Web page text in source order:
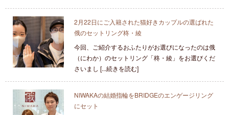
2月22日にご入籍された猫好きカップルの選ばれた
俄のセットリング柊・綾
今回、ご紹介するおふたりがお選びになったのは俄
（にわか）のセットリング「柊・綾」をお選びくだ
さいまし [...続きを読む]
NIWAKAの結婚指輪をBRIDGEのエンゲージリング
にセット